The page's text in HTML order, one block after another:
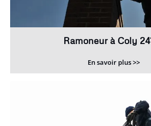
Ramoneur à Coly
En savoir plus >>